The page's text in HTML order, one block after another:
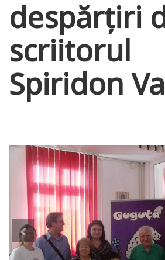
despărțiri
scriitorul
Spiridon